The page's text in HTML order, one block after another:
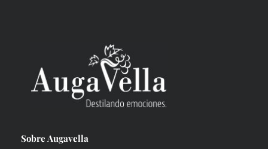
Sobre Augavella